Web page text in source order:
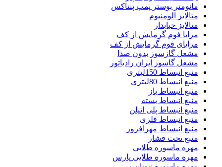
مانومتر بوستر پمپ پنتاکس
متالایز الومنیوم
متالایز حبابدار
مزایا فوم گرمایش از کف
مزایای فوم گرمایش از کف
مشعل گازسوز بدون صدا
مشعل گاسوز ایران رادیاتور
منبع انبساط 150لیتری
منبع انبساط 80لیتری
منبع انبساط باز
منبع انبساط بسته
منبع انبساط پلی اتیلن
منبع انبساط فلزی
منبع انبساط مهرافروز
منبع تحت فشار
مهره ماسوره طلایی
مهره ماسوره طلایی پارس